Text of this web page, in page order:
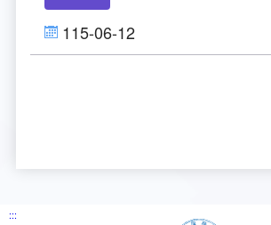
對外關係文書
條約
申請閱覽政府資訊或卷宗作業規定
115-06-12
:::